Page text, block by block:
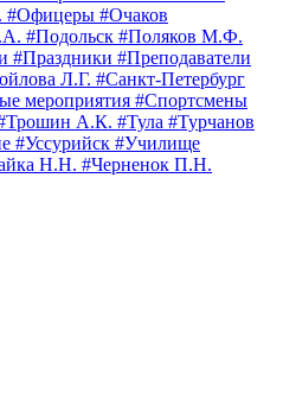
#Офицеры #Очаков
#Подольск #Поляков М.Ф.
#Праздники #Преподаватели
Л.Г. #Санкт-Петербург
мероприятия #Спортсмены
А.К. #Тула #Турчанов
#Уссурийск #Училище
Н.Н. #Черненок П.Н.